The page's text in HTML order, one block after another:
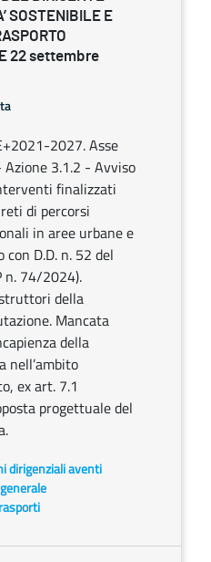
SOSTENIBILE E
22 settembre
2027. Asse
3.1.2 - Avviso
finalizzati
di percorsi
in aree urbane e
D.D. n. 52 del
n. 74/2024).
della
Mancata
della
nell’ambito
ex art. 7.1
progettuale del
dirigenziali aventi